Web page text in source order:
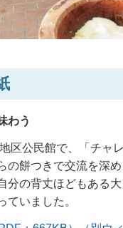
わう
区公民館で、「チャ
の餅つきで交流を深
分の背丈ほどもある
ていました。